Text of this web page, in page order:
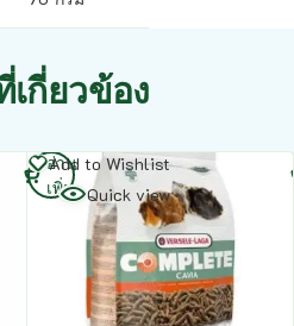
กี่ยวข้อง
Add to Wishlist
Quick view
อ่าน
เพิ่ม